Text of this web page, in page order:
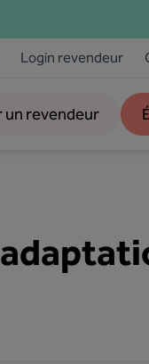
Login revendeur
un revendeur